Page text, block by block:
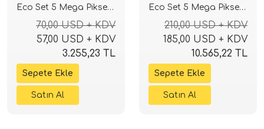
Eco Set 5 Mega Piksel
Sony Lensli Full HD
Gece Görüşlü Güvenlik
Kamerası Sistemi
70,00 USD + KDV
57,00 USD + KDV
3.255,23 TL
Eco Set 5 Mega Piksel
Sony Lensli Full HD
Gece Görüşlü Güvenlik
Kamerası Sistemi
210,00 USD + KDV
185,00 USD + KDV
10.565,22 TL